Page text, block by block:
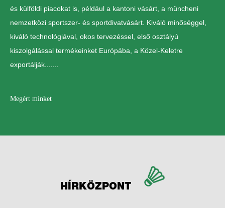
és külföldi piacokat is, például a kantoni vásárt, a müncheni
nemzetközi sportszer- és sportdivatvásárt. Kiváló minőséggel,
kiváló technológiával, okos tervezéssel, első osztályú
kiszolgálással termékeinket Európába, a Közel-Keletre
exportálják.......
Megért minket
HÍRKÖZPONT